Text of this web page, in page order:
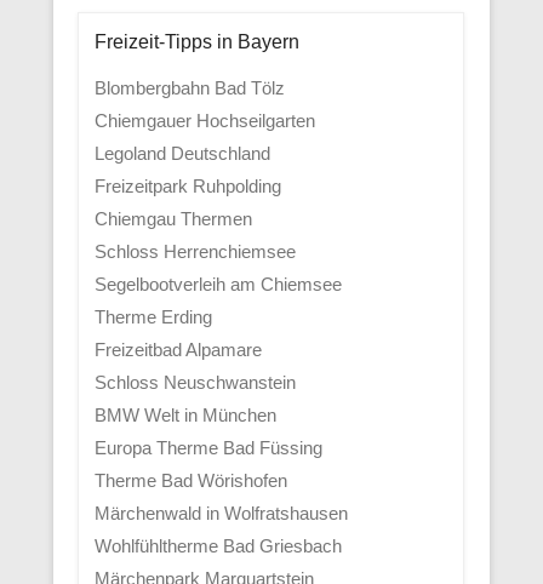
Freizeit-Tipps in Bayern
Blombergbahn Bad Tölz
Chiemgauer Hochseilgarten
Legoland Deutschland
Freizeitpark Ruhpolding
Chiemgau Thermen
Schloss Herrenchiemsee
Segelbootverleih am Chiemsee
Therme Erding
Freizeitbad Alpamare
Schloss Neuschwanstein
BMW Welt in München
Europa Therme Bad Füssing
Therme Bad Wörishofen
Märchenwald in Wolfratshausen
Wohlfühltherme Bad Griesbach
Märchenpark Marquartstein